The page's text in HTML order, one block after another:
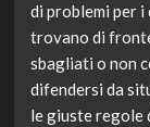
di problemi per
trovano di
sbagliati o non
difendersi da
le giuste regole